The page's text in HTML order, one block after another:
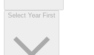
Select Year First